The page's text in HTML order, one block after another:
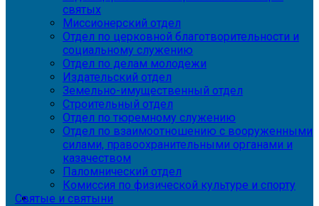
святых
Миссионерский отдел
Отдел по церковной благотворительности и
социальному служению
Отдел по делам молодежи
Издательский отдел
Земельно-имущественный отдел
Строительный отдел
Отдел по тюремному служению
Отдел по взаимоотношению с вооруженными
силами, правоохранительными органами и
казачеством
Паломнический отдел
Комиссия по физической культуре и спорту
Святые и святыни